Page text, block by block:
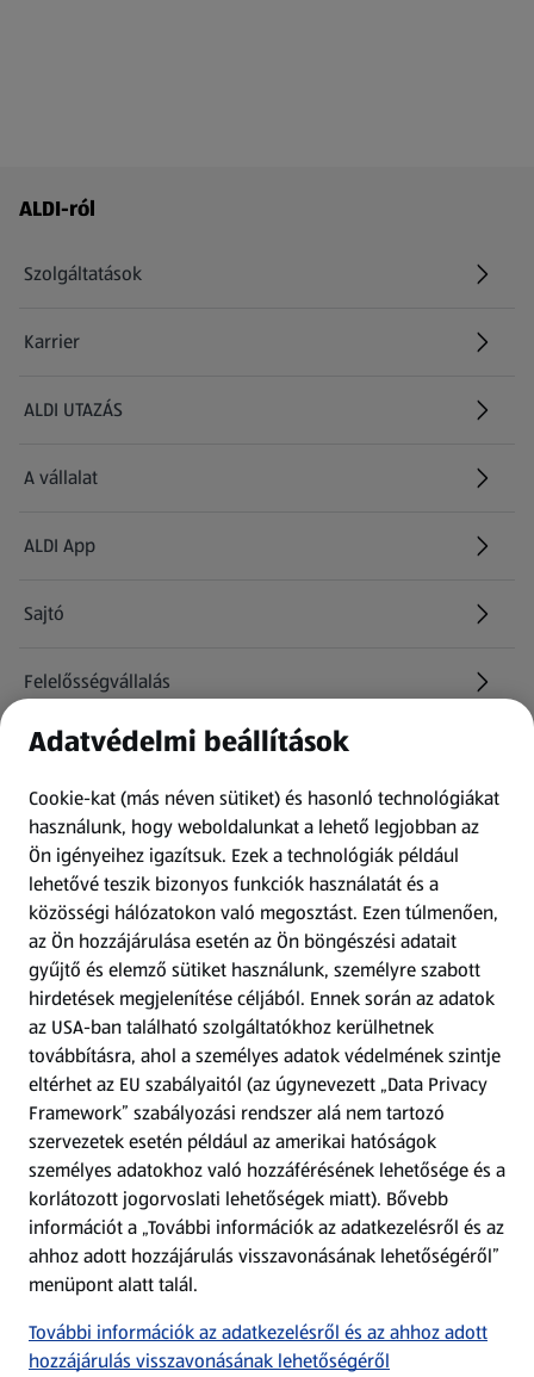
Láblécmenü - további linkek
ALDI-ról
Szolgáltatások
Karrier
(új oldalon nyílik meg)
ALDI UTAZÁS
(új oldalon nyílik meg)
A vállalat
ALDI App
Sajtó
Felelősségvállalás
Információk
Kérdőív
Fizetési lehetőségek
ALDI utalványok
Árcsökkentés
Adattörlő alkalmazás
Szervizpont
(új oldalon nyílik meg)
Fedezz fel minket az interneten!
Töltsd le az ALDI Magyarország applikációt!
Adatvédelmi beállítások
Cookie-kat (más néven sütiket) és hasonló technológiákat
használunk, hogy weboldalunkat a lehető legjobban az
Ön igényeihez igazítsuk. Ezek a technológiák például
lehetővé teszik bizonyos funkciók használatát és a
közösségi hálózatokon való megosztást. Ezen túlmenően,
az Ön hozzájárulása esetén az Ön böngészési adatait
gyűjtő és elemző sütiket használunk, személyre szabott
hirdetések megjelenítése céljából. Ennek során az adatok
az USA-ban található szolgáltatókhoz kerülhetnek
továbbításra, ahol a személyes adatok védelmének szintje
eltérhet az EU szabályaitól (az úgynevezett „Data Privacy
Framework” szabályozási rendszer alá nem tartozó
szervezetek esetén például az amerikai hatóságok
személyes adatokhoz való hozzáférésének lehetősége és a
korlátozott jogorvoslati lehetőségek miatt). Bővebb
információt a „További információk az adatkezelésről és az
ahhoz adott hozzájárulás visszavonásának lehetőségéről”
menüpont alatt talál.
További információk az adatkezelésről és az ahhoz adott
hozzájárulás visszavonásának lehetőségéről